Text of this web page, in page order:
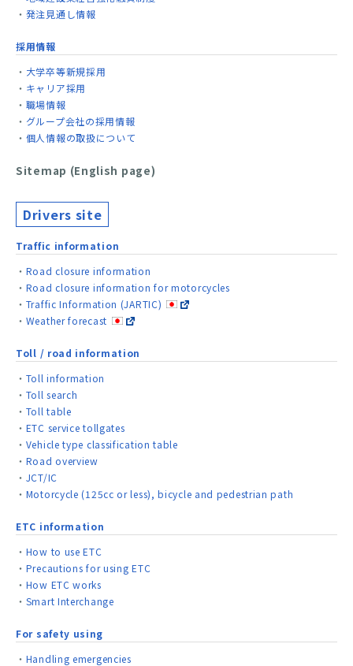
発注見通し情報
採用情報
大学卒等新規採用
キャリア採用
職場情報
グループ会社の採用情報
個人情報の取扱について
Sitemap (English page)
Drivers site
Traffic information
Road closure information
Road closure information for motorcycles
Traffic Information (JARTIC)
Weather forecast
Toll / road information
Toll information
Toll search
Toll table
ETC service tollgates
Vehicle type classification table
Road overview
JCT/IC
Motorcycle (125cc or less), bicycle and pedestrian path
ETC information
How to use ETC
Precautions for using ETC
How ETC works
Smart Interchange
For safety using
Handling emergencies